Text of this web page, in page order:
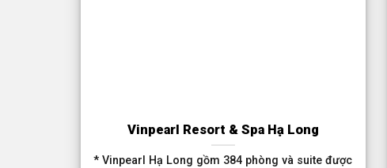
Vinpearl Resort & Spa Hạ Long
* Vinpearl Hạ Long gồm 384 phòng và suite được